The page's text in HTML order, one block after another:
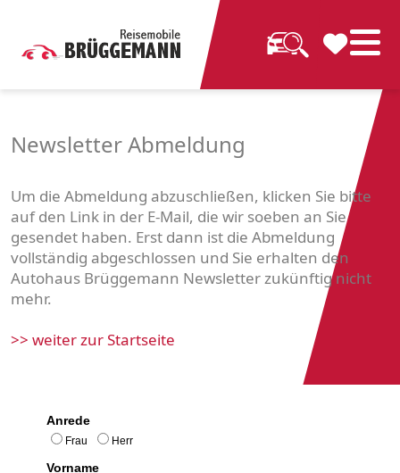
Newsletter Abmeldung
Um die Abmeldung abzuschließen, klicken Sie bitte
auf den Link in der E-Mail, die wir soeben an Sie
gesendet haben. Erst dann ist die Abmeldung
vollständig abgeschlossen und Sie erhalten den
Autohaus Brüggemann Newsletter zukünftig nicht
mehr.
>> weiter zur Startseite
Anrede
Frau Herr
Vorname